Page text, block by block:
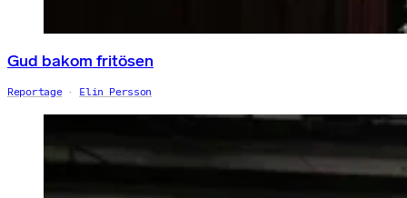
Gud bakom fritösen
Reportage Elin Persson